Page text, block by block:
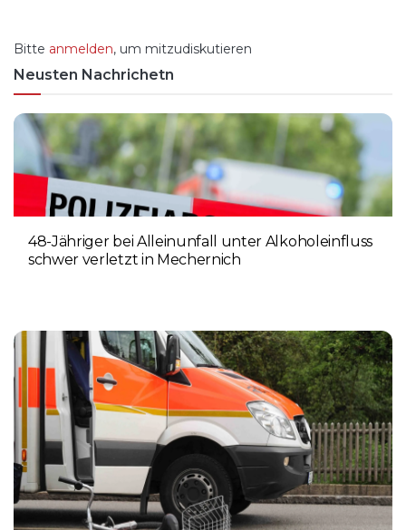
Bitte anmelden, um mitzudiskutieren
Neusten Nachrichetn
48-Jähriger bei Alleinunfall unter Alkoholeinfluss
schwer verletzt in Mechernich